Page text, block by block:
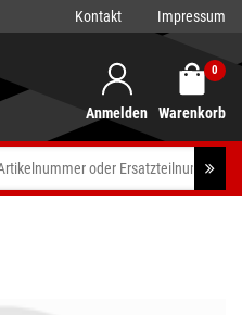
Kontakt Impressum
Anmelden
0
Warenkorb